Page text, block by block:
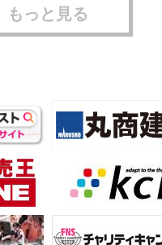
もっと見る